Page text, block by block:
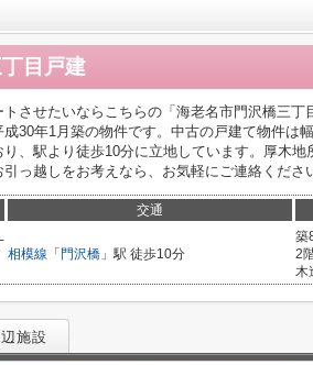
目戸建
させたいならこちらの「海老名市門沢橋三
30年1月築の物件です。中古の戸建て物件は
り、駅より徒歩10分に立地しています。厚木
っ越しをお考えなら、お気軽にご連絡くださ
交通
相模線 「 門沢橋 」駅 徒歩10分
築
2
木
施設